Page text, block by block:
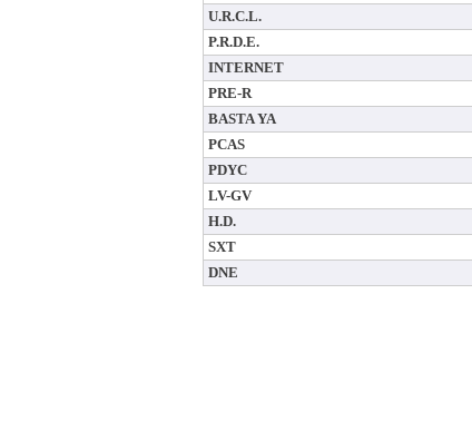
U.R.C.L.
P.R.D.E.
INTERNET
PRE-R
BASTA YA
PCAS
PDYC
LV-GV
H.D.
SXT
DNE